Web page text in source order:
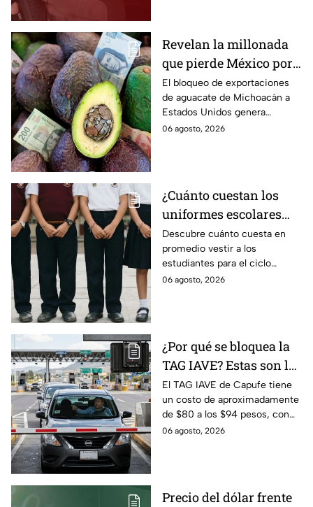
Revelan la millonada
que pierde México por
el bloqueo de Estados
Unidos al aguate de
Michoacán
El bloqueo de exportaciones
de aguacate de Michoacán a
Estados Unidos genera
pérdidas millonarias.
06 agosto, 2026
¿Cuánto cuestan los
uniformes escolares
para el regreso a clases
2026, según su grado?
Descubre cuánto cuesta en
promedio vestir a los
estudiantes para el ciclo
escolar 2026-2027 y consejos
06 agosto, 2026
¿Por qué se bloquea la
TAG IAVE? Estas son las
razones por las que no
pasa en la caseta
El TAG IAVE de Capufe tiene
un costo de aproximadamente
de $80 a los $94 pesos, con
IVA incluido; te compartimos
06 agosto, 2026
Precio del dólar frente